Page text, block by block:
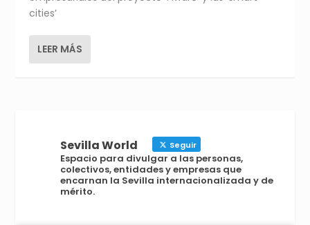
cities’
LEER MÁS
Sevilla World Seguir
Espacio para divulgar a las personas,
colectivos, entidades y empresas que
encarnan la Sevilla internacionalizada y de
mérito.